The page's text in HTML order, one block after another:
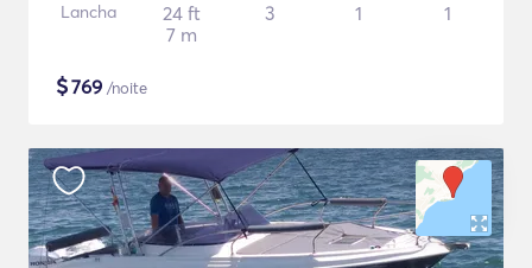
Lancha
24 ft
7 m
3 1 1
$769 /noite